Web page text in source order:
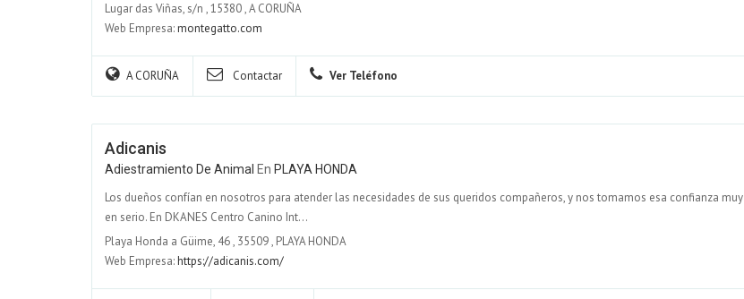
Lugar das Viñas, s/n ,15380,A CORUÑA
Web Empresa:montegatto.com
A CORUÑA Contactar Ver Teléfono
Adicanis
Adiestramiento De Animal En PLAYA HONDA
Los dueños confían en nosotros para atender las necesidades de sus queridos compañeros, y nos tomamos esa confianza muy
en serio. En DKANES Centro Canino Int...
Playa Honda a Güime, 46, 35509, PLAYA HONDA
Web Empresa:https://adicanis.com/